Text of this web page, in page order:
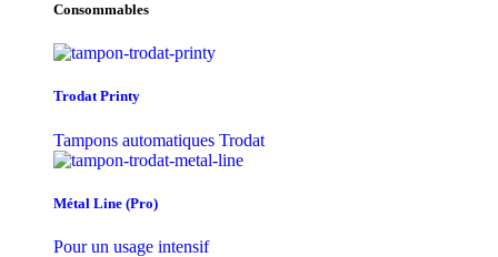
Consommables
Trodat Printy
Tampons automatiques Trodat
Métal Line (Pro)
Pour un usage intensif